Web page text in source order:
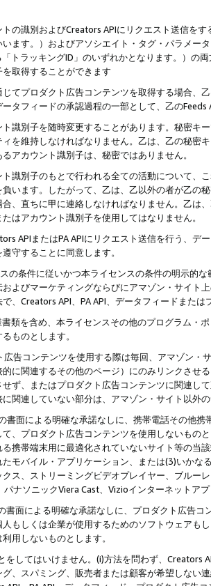
の識別およびCreators APIにリクエスト送信を
います。）およびアソシエイト・タグ・パラメー
トラッキングID」のいずれかとなります。）の
取得することができます
てプロダクト広告コンテンツを取得する場合、
タフィードの承認過程の一部として、乙の
識別子を随時変更することがあります。秘密キ
を維持しなければなりません。乙は、乙の秘密
アカウント識別子は、秘密ではありません。
識別子のもとで行われる全ての活動について、
います。したがって、乙は、乙以外の者が乙の
合、直ちに甲に連絡しなければなりません。乙は
はアカウント識別子を使用してはなりません。
APIまたはPA APIにリクエスト送信を行う、デ
守することに同意します。
の条件に従いかつ本ライセンスの条件の明示的
よびマーケティングならびにアマゾン・サイト
、Creators API、PA API、データフィードまた
類を含め、本ライセンスその他のプログラム・
ものとします。
広告コンテンツを使用する際は毎回、アマゾン
に関連するその他のページ）にのみリンクさせ
ず、またはプロダクト広告コンテンツに関連し
関連していない部分は、アマゾン・サイト以外
書面による明確な承諾なしに、携帯電話その他
、プロダクト広告コンテンツを使用しないもの
携帯端末用に最適化されていないサイト等の当
モバイル・アプリケーション、または(3)いか
ス、ストリーミングビデオプレイヤー、ブルー
パナソニックViera Cast、Vizioインターネットア
書面による明確な承諾なしに、プロダクト広告
もしくは企業が使用するためのソフトウェアも
用しないものとします。
をしてはいけません。(i)方法を問わず、Creators
グ、スパミング、販売者または顧客が希望しない